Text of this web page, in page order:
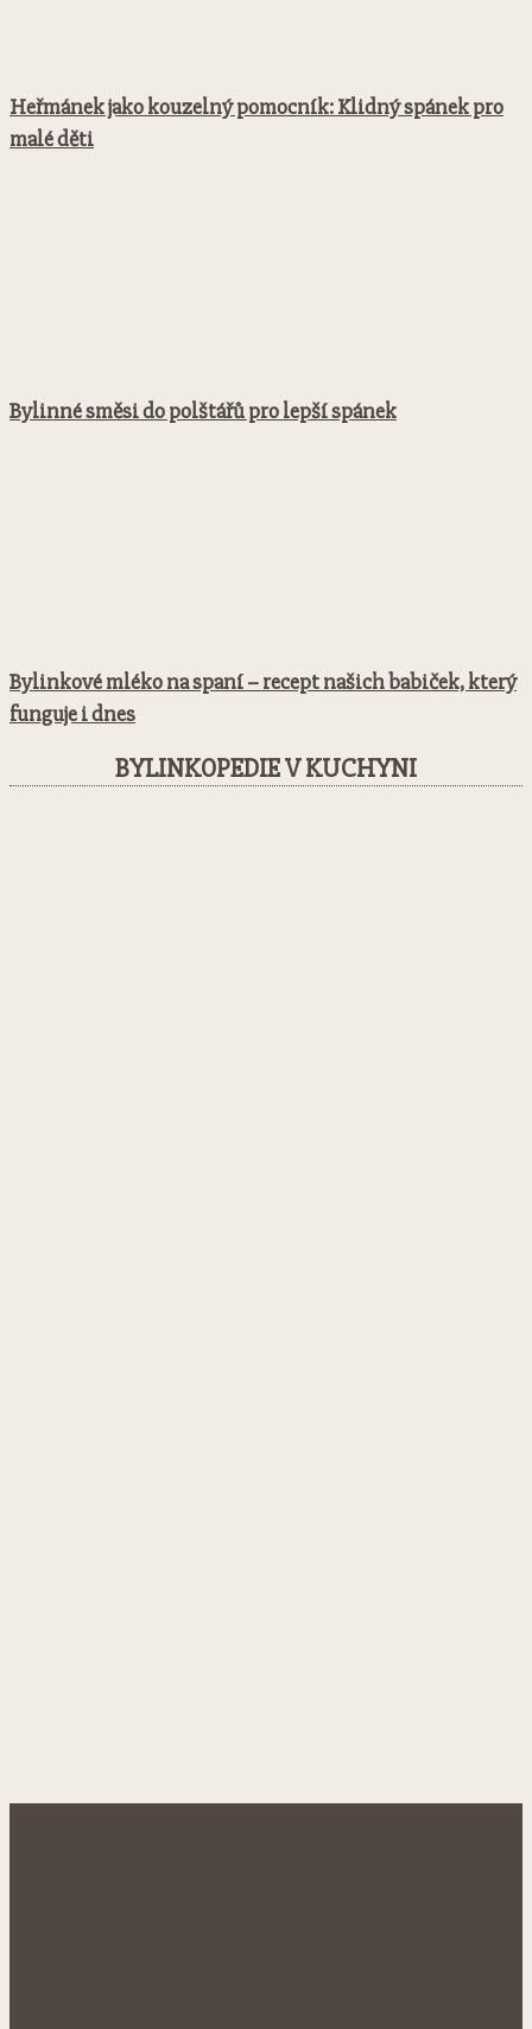
Heřmánek jako kouzelný pomocník: Klidný spánek pro
malé děti
Bylinné směsi do polštářů pro lepší spánek
Bylinkové mléko na spaní – recept našich babiček, který
funguje i dnes
BYLINKOPEDIE V KUCHYNI